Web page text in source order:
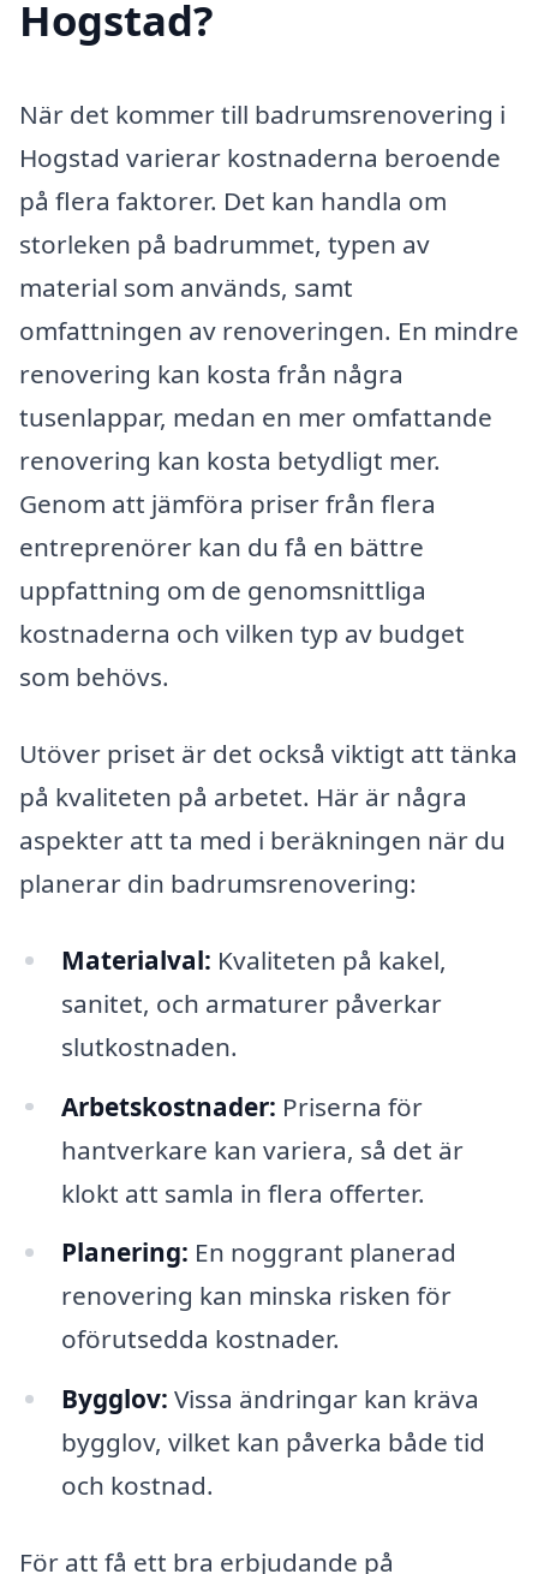
Hogstad?
När det kommer till badrumsrenovering i
Hogstad varierar kostnaderna beroende
på flera faktorer. Det kan handla om
storleken på badrummet, typen av
material som används, samt
omfattningen av renoveringen. En mindre
renovering kan kosta från några
tusenlappar, medan en mer omfattande
renovering kan kosta betydligt mer.
Genom att jämföra priser från flera
entreprenörer kan du få en bättre
uppfattning om de genomsnittliga
kostnaderna och vilken typ av budget
som behövs.
Utöver priset är det också viktigt att tänka
på kvaliteten på arbetet. Här är några
aspekter att ta med i beräkningen när du
planerar din badrumsrenovering:
Materialval: Kvaliteten på kakel,
sanitet, och armaturer påverkar
slutkostnaden.
Arbetskostnader: Priserna för
hantverkare kan variera, så det är
klokt att samla in flera offerter.
Planering: En noggrant planerad
renovering kan minska risken för
oförutsedda kostnader.
Bygglov: Vissa ändringar kan kräva
bygglov, vilket kan påverka både tid
och kostnad.
För att få ett bra erbjudande på